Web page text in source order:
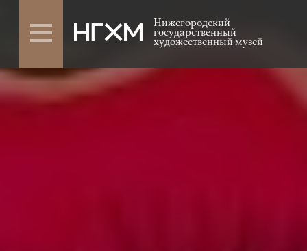
Нижегородский
государственный
художественный музей